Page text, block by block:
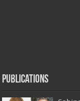
Publications